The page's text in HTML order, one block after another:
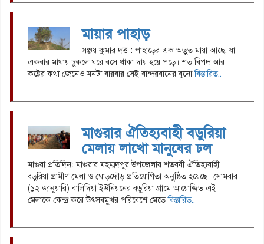
মায়ার পাহাড়
সঞ্জয় কুমার দত্ত : পাহাড়ের এক অদ্ভুত মায়া আছে, যা
একবার মাথায় ঢুকলে ঘরে বসে থাকা দায় হয়ে পড়ে। শত বিপদ আর
কষ্টের কথা জেনেও মনটা বারবার সেই বান্দরবানের বুনোবিস্তারিত..
মাগুরার ঐতিহ্যবাহী বড়ুরিয়া
মেলায় লাখো মানুষের ঢল
মাগুরা প্রতিদিন: মাগুরার মহম্মদপুর উপজেলায় শতবর্ষী ঐতিহ্যবাহী
বড়ুরিয়া গ্রামীণ মেলা ও ঘোড়দৌড় প্রতিযোগিতা অনুষ্ঠিত হয়েছে। সোমবার
(১২ জানুয়ারি) বালিদিয়া ইউনিয়নের বড়ুরিয়া গ্রামে আয়োজিত এই
মেলাকে কেন্দ্র করে উৎসবমুখর পরিবেশে মেতেবিস্তারিত..